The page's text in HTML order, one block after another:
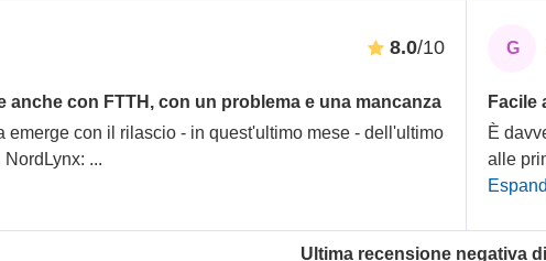
Ultima recensione negativa
8.0/10
anche con FTTH, con un problema e una mancanza
emerge con il rilascio - in quest'ultimo mese - dell'ultimo
...
G
Facile
È
alle